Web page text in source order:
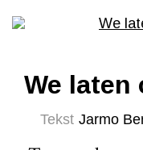
We laten
Tekst Jarmo